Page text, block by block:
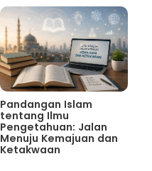
Pandangan Islam
tentang Ilmu
Pengetahuan: Jalan
Menuju Kemajuan dan
Ketakwaan